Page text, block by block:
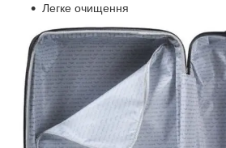
Легке очищення